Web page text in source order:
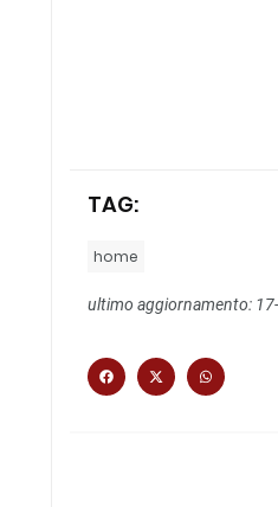
TAG:
home
ultimo aggiornamento: